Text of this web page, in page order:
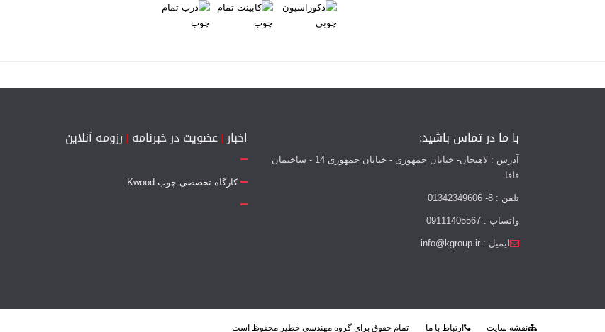
اخبار|عضویت در خبرنامه | رزومه آنلاین
کارگاه تخصصی چوب Kwood
با ما در تماس باشید:
آدرس : لاهیجان- خیابان جمهوری - خیابان جمهوری 14 - ساختمان
فافا
تلفن : 8- 01342349606
واتساپ : 09111405567
ایمیل : info@kgroup.ir
نقشه سایت ارتباط با ما تمام حقوق برای گروه مهندسی خطیر محفوظ است